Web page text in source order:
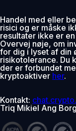
Handel med eller
risici og er måske
resultater ikke er
Overvej nøje, om
for dig i lyset af din
risikotolerance. Du
der er forbundet
kryptoaktiver her.
Kontakt:
Triq Mikiel Ang